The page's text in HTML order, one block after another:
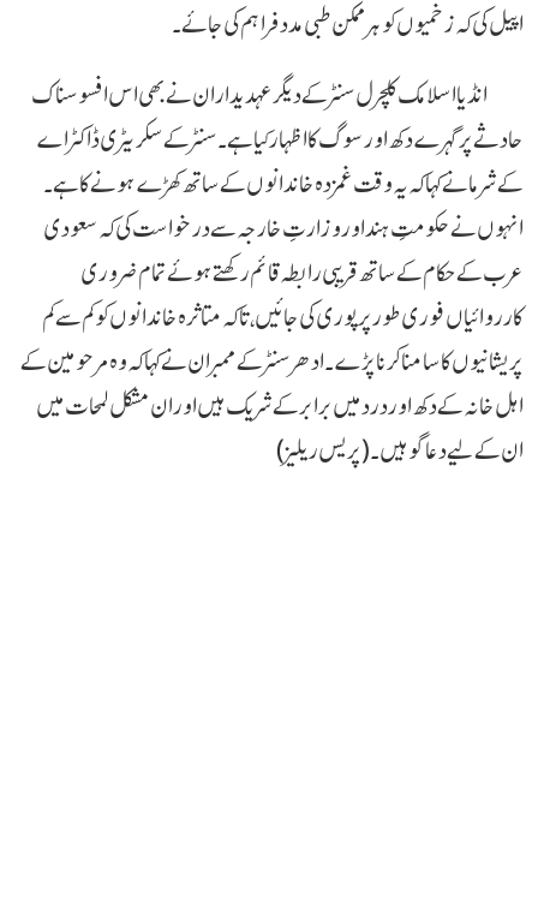
اپیل کی کہ زخمیوں کو ہر ممکن طبی مدد فراہم کی جائے۔
انڈیا اسلامک کلچرل سنٹر کے دیگر عہدیداران نے بھی اس افسوسناک
حادثے پر گہرے دکھ اور سوگ کا اظہار کیا ہے۔ سنٹر کے سکریٹری ڈاکٹر اے
کے شرما نے کہا کہ یہ وقت غمزدہ خاندانوں کے ساتھ کھڑے ہونے کا ہے۔
انہوں نے حکومتِ ہند اور وزارتِ خارجہ سے درخواست کی کہ سعودی
عرب کے حکام کے ساتھ قریبی رابطہ قائم رکھتے ہوئے تمام ضروری
کارروائیاں فوری طور پر پوری کی جائیں، تاکہ متاثرہ خاندانوں کو کم سے کم
پریشانیوں کا سامنا کرنا پڑے۔ادھر سنٹر کے ممبران نے کہا کہ وہ مرحومین کے
اہل خانہ کے دکھ اور درد میں برابر کے شریک ہیں اور ان مشکل لمحات میں
ان کے لیے دعاگو ہیں۔(پریس ریلیز)